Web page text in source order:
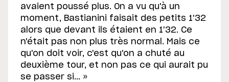
avaient poussé plus. On a vu qu'à un
moment, Bastianini faisait des petits 1'32
alors que devant ils étaient en 1'32. Ce
n'était pas non plus très normal. Mais ce
qu'on doit voir, c'est qu'on a chuté au
deuxième tour, et non pas ce qui aurait pu
se passer si... »